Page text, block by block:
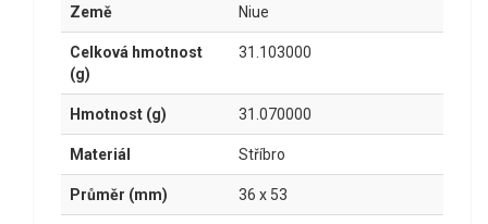
Země Niue
Celková hmotnost
(g)
31.103000
Hmotnost (g) 31.070000
Materiál Stříbro
Průměr (mm) 36 x 53